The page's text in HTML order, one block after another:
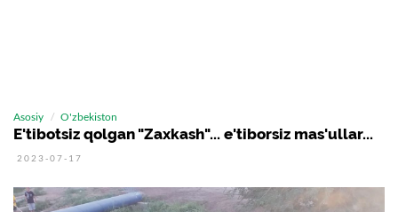
Asosiy O'zbekiston
E'tibotsiz qolgan "Zaxkash"... e'tiborsiz mas'ullar...
2023-07-17